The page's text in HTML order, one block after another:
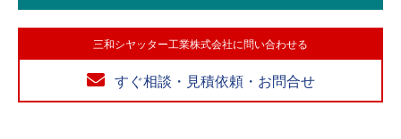
三和シヤッター工業株式会社に問い合わせる
すぐ相談・見積依頼・お問合せ